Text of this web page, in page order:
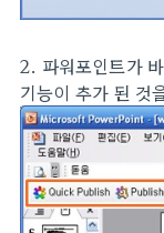
2. 파워포인트가
기능이 추가 된 것